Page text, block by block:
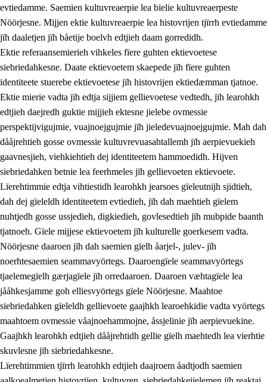
goerehtimmievæljoe
1.5 Eatnemem krööhkestidh jïh byjresegoerkesevoete
Demokratije jïh meatanårrome
evtiedamme. Saemien kultuvreaerpie lea bielie kultuvreaerpeste
Nöörjesne. Mijjen ektie kultuvreaerpie lea histovrijen tjïrrh evtiedamme
jïh daaletjen jïh båetije boelvh edtjieh daam gorredidh.
Ektie referaansemierieh vihkeles fïere guhten ektievoetese
siebriedahkesne. Daate ektievoetem skaepede jïh fïere guhten
identiteete stuerebe ektievoetese jïh histovrijen ektiedæmman tjatnoe.
Ektie mierie vadta jïh edtja sijjiem gellievoetese vedtedh, jïh learohkh
edtjieh daejredh guktie mijjieh ektesne jielebe ovmessie
perspektijvigujmie, vuajnoejgujmie jïh jieledevuajnoejgujmie. Mah dah
dååjrehtieh gosse ovmessie kultuvrevuasahtallemh jïh aerpievuekieh
gaavnesjieh, viehkiehtieh dej identiteetem hammoedidh. Hijven
siebriedahken betnie lea feerhmeles jïh gellievoeten ektievoete.
Lïerehtimmie edtja vihtiestidh learohkh jearsoes gïeleutnijh sjidtieh,
dah dej gïeleldh identiteetem evtiedieh, jïh dah maehtieh gïelem
nuhtjedh gosse ussjedieh, digkiedieh, govlesedtieh jïh mubpide baanth
tjatnoeh. Gïele mijjese ektievoetem jïh kulturelle goerkesem vadta.
Nöörjesne daaroen jïh dah saemien gïelh åarjel-, julev- jïh
noerhtesaemien seammavyörtegs. Daaroengïele seammavyörtegs
tjaelemegïelh gærjagïele jïh orredaaroen. Daaroen væhtagïele lea
jååhkesjamme goh elliesvyörtegs gïele Nöörjesne. Maahtoe
siebriedahken gïeleldh gellievoete gaajhkh learoehkidie vadta vyörtegs
maahtoem ovmessie våajnoehammojne, åssjelinie jïh aerpievuekine.
Gaajhkh learohkh edtjieh dååjrehtidh gellie gïelh maehtedh lea vierhtie
skuvlesne jïh siebriedahkesne.
Lïerehtimmien tjïrrh learohkh edtjieh daajroem åadtjodh saemien